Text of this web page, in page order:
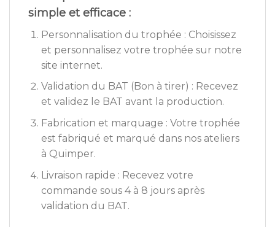
simple et efficace :
Personnalisation du trophée : Choisissez
et personnalisez votre trophée sur notre
site internet.
Validation du BAT (Bon à tirer) : Recevez
et validez le BAT avant la production.
Fabrication et marquage : Votre trophée
est fabriqué et marqué dans nos ateliers
à Quimper.
Livraison rapide : Recevez votre
commande sous 4 à 8 jours après
validation du BAT.